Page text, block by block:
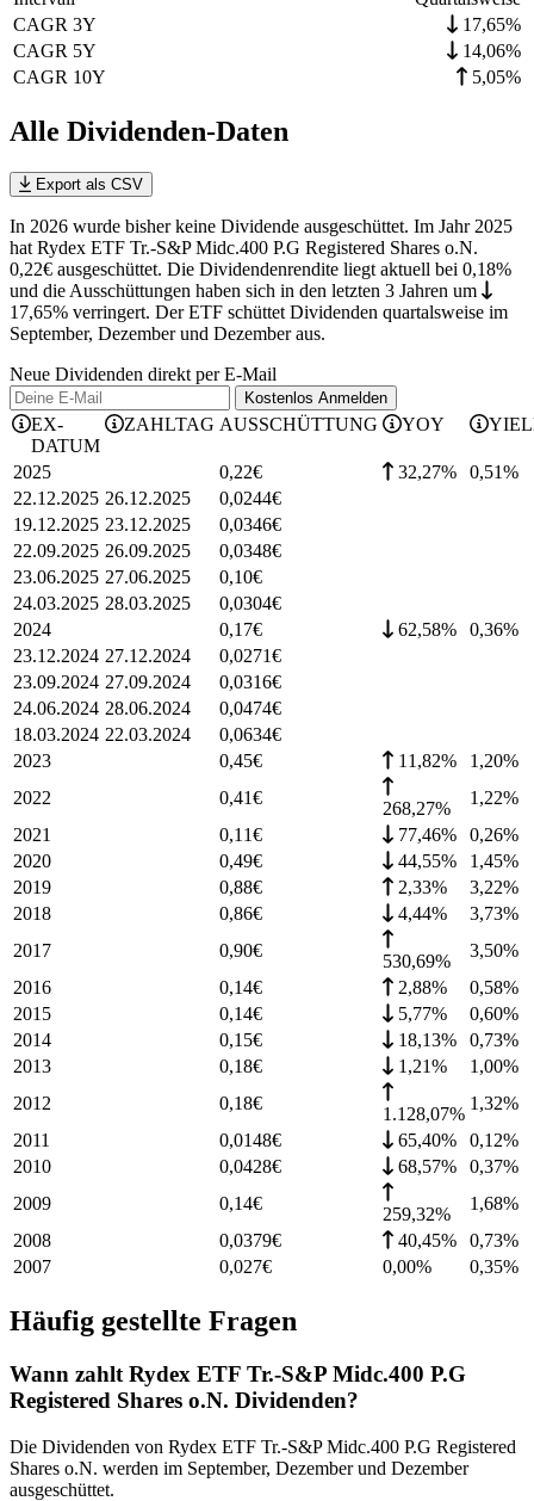
CAGR 3Y
17,65%
CAGR 5Y
14,06%
CAGR 10Y
5,05%
Alle Dividenden-Daten
Export als CSV
In 2026 wurde bisher keine Dividende ausgeschüttet. Im Jahr 2025
hat Rydex ETF Tr.-S&P Midc.400 P.G Registered Shares o.N.
0,22€ ausgeschüttet. Die Dividendenrendite liegt aktuell bei 0,18%
und die Ausschüttungen haben sich in den letzten 3 Jahren um
17,65% verringert. Der ETF schüttet Dividenden quartalsweise im
September, Dezember und Dezember aus.
Neue Dividenden direkt per E-Mail
Kostenlos Anmelden
EX-
DATUM
ZAHLTAG AUSSCHÜTTUNG YOY
2025 0,22€ 32,27% 0,51%
22.12.2025 26.12.2025 0,0244€
19.12.2025 23.12.2025 0,0346€
22.09.2025 26.09.2025 0,0348€
23.06.2025 27.06.2025 0,10€
24.03.2025 28.03.2025 0,0304€
2024
0,17€ 62,58% 0,36%
23.12.2024 27.12.2024 0,0271€
23.09.2024 27.09.2024 0,0316€
24.06.2024 28.06.2024 0,0474€
18.03.2024 22.03.2024 0,0634€
2023
0,45€ 11,82% 1,20%
2022
0,41€
268,27%
1,22%
2021
0,11€ 77,46% 0,26%
2020
0,49€ 44,55% 1,45%
2019
0,88€ 2,33% 3,22%
2018
0,86€ 4,44% 3,73%
2017
0,90€
530,69%
3,50%
2016
0,14€ 2,88% 0,58%
2015
0,14€ 5,77% 0,60%
2014
0,15€ 18,13% 0,73%
2013
0,18€ 1,21% 1,00%
2012
0,18€
1.128,07%
1,32%
2011
0,0148€ 65,40% 0,12%
2010
0,0428€ 68,57% 0,37%
2009
0,14€
259,32%
1,68%
2008
0,0379€ 40,45% 0,73%
2007
0,027€ 0,00% 0,35%
Häufig gestellte Fragen
Wann zahlt Rydex ETF Tr.-S&P Midc.400 P.G
Registered Shares o.N. Dividenden?
Die Dividenden von Rydex ETF Tr.-S&P Midc.400 P.G Registered
Shares o.N. werden im September, Dezember und Dezember
ausgeschüttet.